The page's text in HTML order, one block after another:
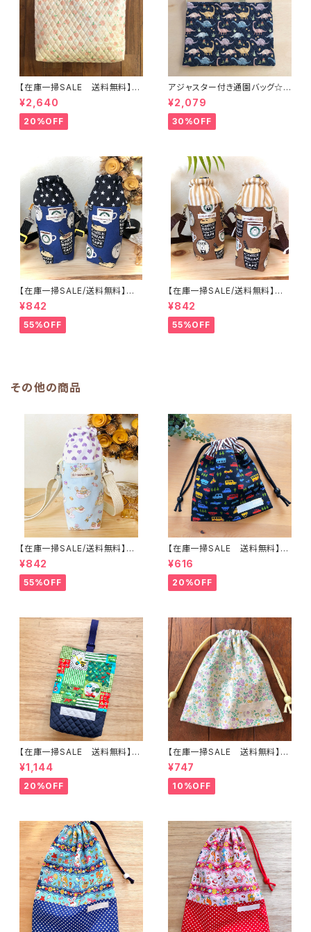
【在庫一掃SALE 送料無料】通
園バッグ☆32×43マチ6cm☆
【ピーチ柄】★TB.39 幼稚園バ
ッグ トートバッグ キルティン
グ レッスンバッグ 桃 女の
¥2,640
20%OFF
アジャスター付き通園バッグ☆3
0×43cm 【恐竜柄】 ★B. 13 男
の子 キルティング 絵本バッ
グ ダイナソー ｜通園通学用
のかわいい巾着袋や入園オーダ
¥2,079
30%OFF
【在庫一掃SALE/送料無料】洗
える保温保冷ペットボトルカバー
＆水筒ホルダー【白くまコーヒ
ー】子供用★PS.4445｜通園用
のかわいいトートバッグや子供ス
¥842
55%OFF
【在庫一掃SALE/送料無料】洗
える保温保冷ペットボトルカバー
＆水筒ホルダー【白くまコーヒ
ー】子供用★PS.3233｜通園用
のかわいいトートバッグや子供ス
¥842
55%OFF
その他の商品
【在庫一掃SALE/送料無料】洗
える保温保冷ペットボトルカバー
＆水筒ホルダーサックス【ゆめか
わペガサス雲と虹ラメ入り】 子
供用★PS.2829｜通園用のか
¥842
55%OFF
【在庫一掃SALE 送料無料】巾
着袋(小)20×19cm 【カラフルな
のりもの】 ★ KU.8車柄 乗り
物 飛行機｜通園通学用のか
わいい巾着袋や入園オーダーH
¥616
20%OFF
【在庫一掃SALE 送料無料】上
靴入れ☆26×23マチ6cm 【働く
柄】 ★US.20 はたらく ショベ
ルカー 消防車 ダンプカー
ミキサー 男の子｜通園通学用
¥1,144
20%OFF
【在庫一掃SALE 送料無料】巾
着袋(小)21×20cm【花とネコ】
★ KU.70 裏地付き 女の子 ね
こ猫 ｜通園通学用のかわいい
巾着袋や入園オーダーHoshiz
¥747
10%OFF